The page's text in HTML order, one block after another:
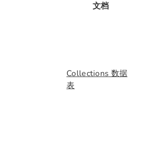
文档
Collections 数据
表